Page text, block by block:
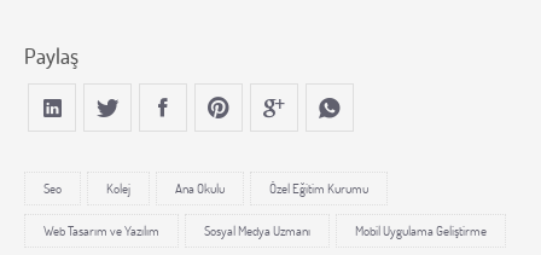
Paylaş
Seo Kolej Ana Okulu Özel Eğitim Kurumu
Web Tasarım ve Yazılım Sosyal Medya Uzmanı Mobil Uygulama Geliştirme